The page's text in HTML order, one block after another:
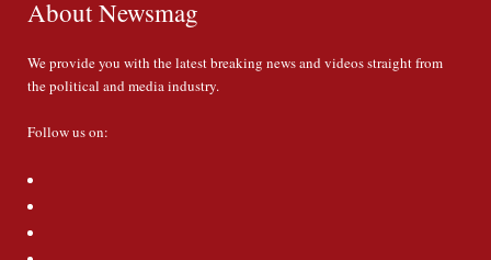
About Newsmag
We provide you with the latest breaking news and videos straight from
the political and media industry.
Follow us on: